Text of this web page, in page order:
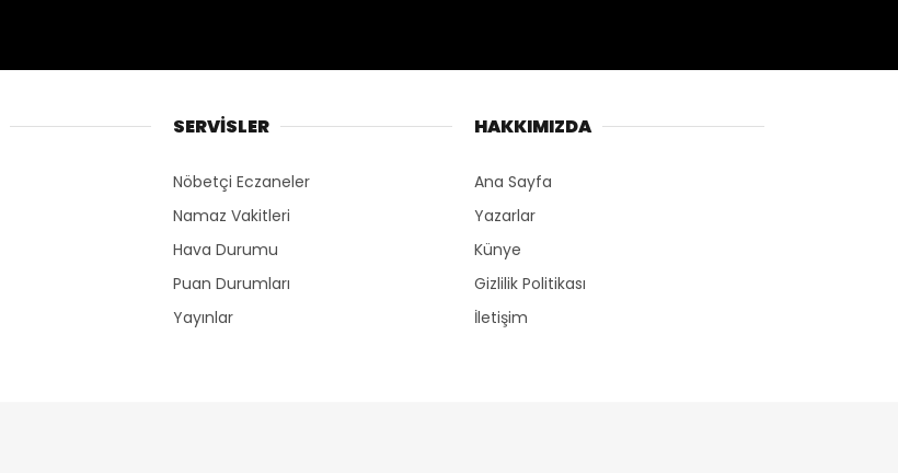
SERVİSLER
Nöbetçi Eczaneler
Namaz Vakitleri
Hava Durumu
Puan Durumları
Yayınlar
HAKKIMIZDA
Ana Sayfa
Yazarlar
Künye
Gizlilik Politikası
İletişim